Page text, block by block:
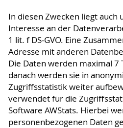
In diesen Zwecken liegt auch
Interesse an der
1 lit. f DS-GVO. Eine
Adresse mit anderen
Die Daten werden maximal 7
danach werden sie in
Zugriffsstatistik weiter
verwendet für die
Software AWStats. Hierbei
personenbezogenen Daten